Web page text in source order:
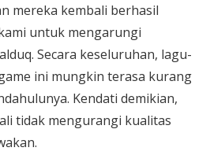
mereka kembali berhasil
untuk mengarungi
Secara keseluruhan, lagu-
ini mungkin terasa kurang
Kendati demikian,
tidak mengurangi kualitas